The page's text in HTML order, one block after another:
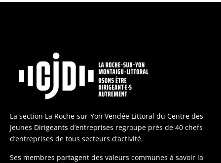
La section La Roche-sur-Yon Vendée Littoral du Centre des
Jeunes Dirigeants d’entreprises regroupe près de 40 chefs
d’entreprises de tous secteurs d’activité.
Ses membres partagent des valeurs communes à savoir la